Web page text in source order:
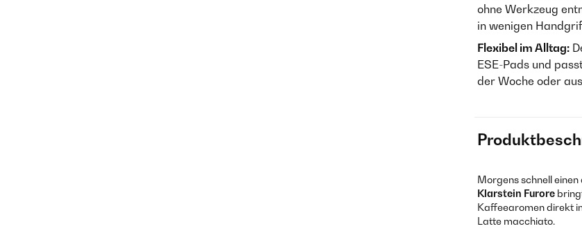
ohne Werkzeug
in wenigen
Flexibel im Alltag:
ESE-Pads und
der Woche oder
Morgens schnell
Klarstein Furore
Kaffeearomen direkt
Latte macchiato.